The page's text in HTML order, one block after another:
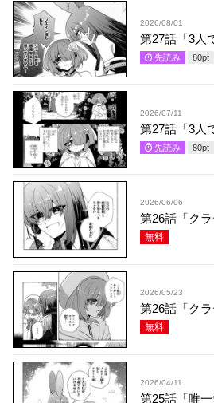
2026/08/01
第27話「3人
先読み 80pt
2026/07/11
第27話「3人
先読み 80pt
2026/06/06
第26話「ク
無料
2026/05/23
第26話「ク
無料
2026/04/11
第25話「唯